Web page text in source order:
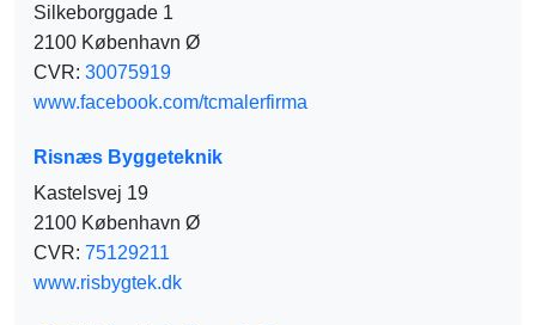
Silkeborggade 1
2100 København Ø
CVR: 30075919
www.facebook.com/tcmalerfirma
Risnæs Byggeteknik
Kastelsvej 19
2100 København Ø
CVR: 75129211
www.risbygtek.dk